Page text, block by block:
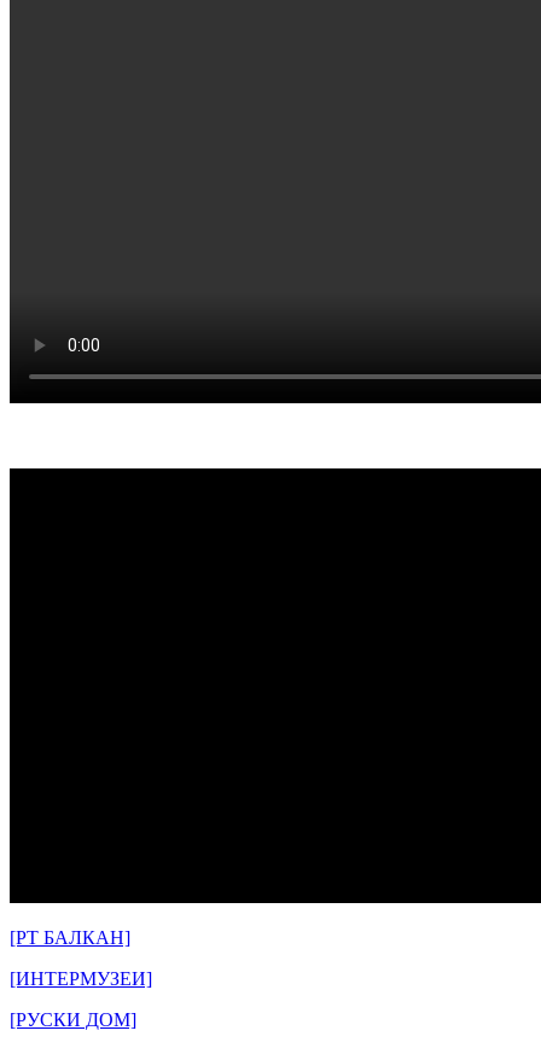
[РТ БАЛКАН]
[ИНТЕРМУЗЕИ]
[РУСКИ ДОМ]